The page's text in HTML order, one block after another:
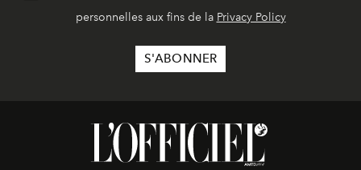
personnelles aux fins de la Privacy Policy